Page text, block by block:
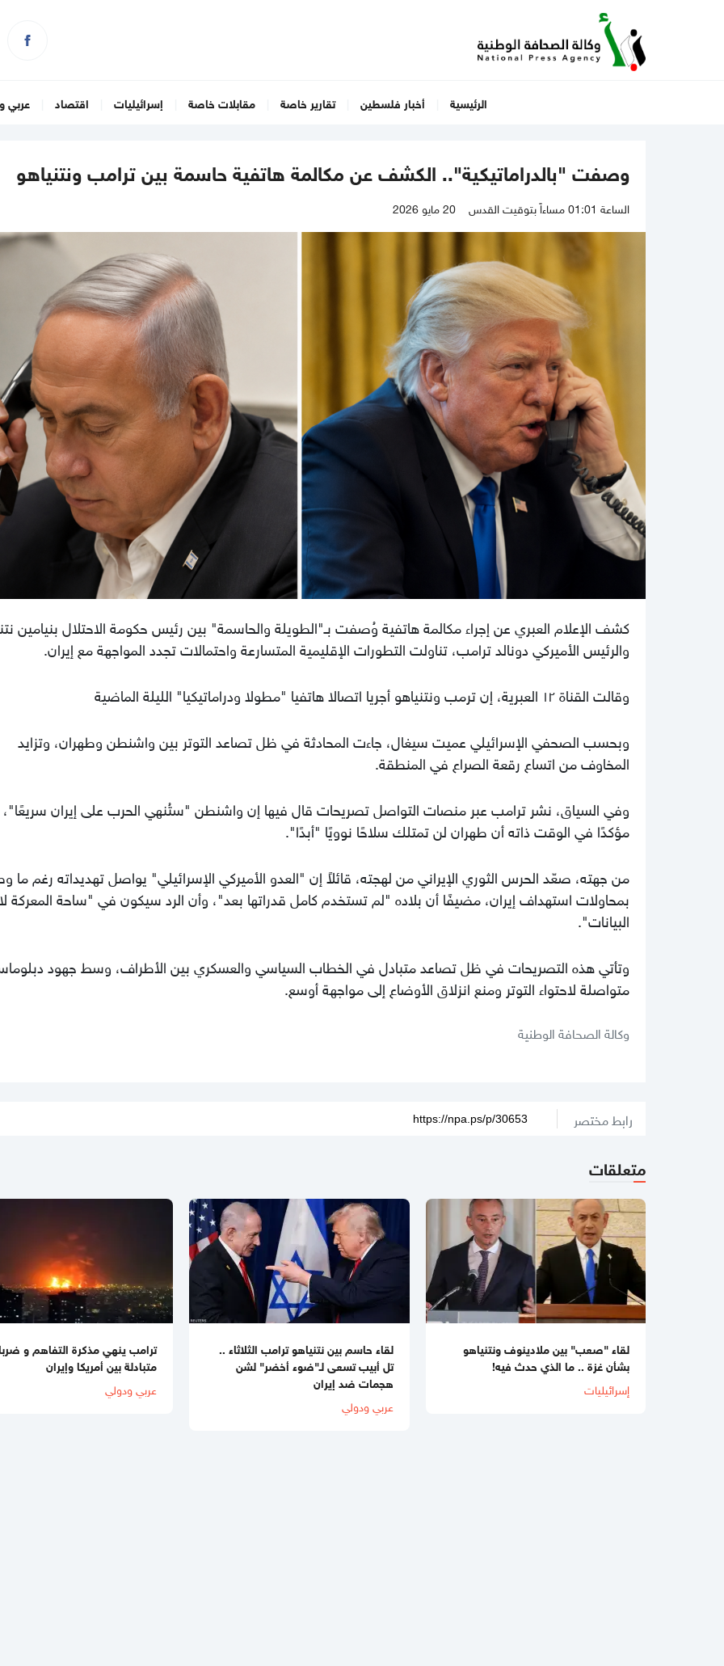
الرئيسية أخبار فلسطين تقارير خاصة مقابلات خاصة إسرائيليات اقتصاد عربي
وصفت "بالدراماتيكية".. الكشف عن مكالمة هاتفية حاسمة بين ترامب ونتنياهو
الساعة 01:01 مساءاً بتوقيت القدس 20 مايو 2026
كشف الإعلام العبري عن إجراء مكالمة هاتفية وُصفت بـ"الطويلة والحاسمة" بين رئيس حكومة الاحتلال بنيامين
والرئيس الأميركي دونالد ترامب، تناولت التطورات الإقليمية المتسارعة واحتمالات تجدد المواجهة مع إيران.
وقالت القناة ١٢ العبرية، إن ترمب ونتنياهو أجريا اتصالا هاتفيا "مطولا ودراماتيكيا" الليلة الماضية
وبحسب الصحفي الإسرائيلي عميت سيغال، جاءت المحادثة في ظل تصاعد التوتر بين واشنطن وطهران، وتزايد
المخاوف من اتساع رقعة الصراع في المنطقة.
وفي السياق، نشر ترامب عبر منصات التواصل تصريحات قال فيها إن واشنطن "ستُنهي الحرب على إيران سريعًا"،
مؤكدًا في الوقت ذاته أن طهران لن تمتلك سلاحًا نوويًا "أبدًا".
من جهته، صعّد الحرس الثوري الإيراني من لهجته، قائلاً إن "العدو الأميركي الإسرائيلي" يواصل تهديداته رغم ما
بمحاولات استهداف إيران، مضيفًا أن بلاده "لم تستخدم كامل قدراتها بعد"، وأن الرد سيكون في "ساحة المعركة
البيانات".
وتأتي هذه التصريحات في ظل تصاعد متبادل في الخطاب السياسي والعسكري بين الأطراف، وسط جهود
متواصلة لاحتواء التوتر ومنع انزلاق الأوضاع إلى مواجهة أوسع.
وكالة الصحافة الوطنية
رابط مختصر
متعلقات
لقاء "صعب" بين ملادينوف ونتنياهو
بشأن غزة .. ما الذي حدث فيه!
إسرائيليات
لقاء حاسم بين نتنياهو ترامب الثلاثاء ..
تل أبيب تسعى لـ"ضوء أخضر" لشن
هجمات ضد إيران
عربي ودولي
ترامب ينهي مذكرة التفاهم و
متبادلة بين أمريكا وإيران
عربي ودولي